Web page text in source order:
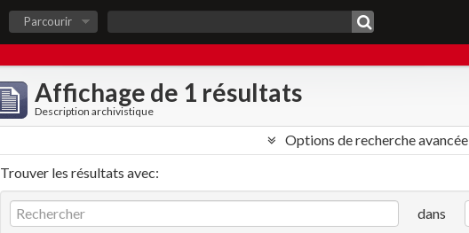
Parcourir
Affichage de 1 résultats
Description archivistique
Options de recherche avancée
Trouver les résultats avec:
dans